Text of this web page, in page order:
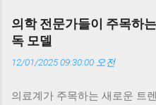
의학 전문가들이 주목하
독 모델
12/01/2025 09:30:00 오전
의료계가 주목하는 새로운 트